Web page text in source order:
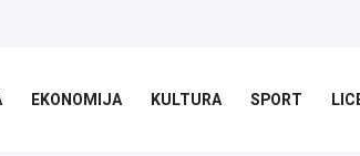
EKONOMIJA KULTURA SPORT